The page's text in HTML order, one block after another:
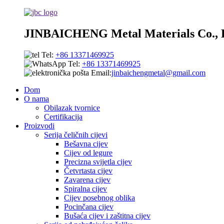
JINBAICHENG Metal Materials Co.,
Tel: +86 13371469925
Tel: +86 13371469925
Email:jinbaichengmetal@gmail.com
Dom
O nama
Obilazak tvornice
Certifikacija
Proizvodi
Serija čeličnih cijevi
Bešavna cijev
Cijev od legure
Precizna svijetla cijev
Četvrtasta cijev
Zavarena cijev
Spiralna cijev
Cijev posebnog oblika
Pocinčana cijev
Bušaća cijev i zaštitna cijev